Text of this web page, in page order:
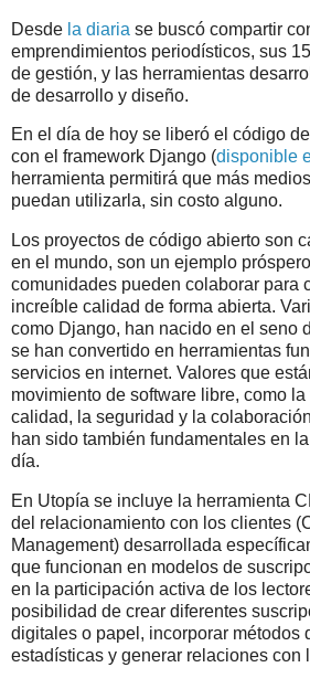
Desde la diaria se buscó compartir
emprendimientos periodísticos, sus
de gestión, y las herramientas
de desarrollo y diseño.
En el día de hoy se liberó el código
con el framework Django (disponible
herramienta permitirá que más
puedan utilizarla, sin costo alguno.
Los proyectos de código abierto son
en el mundo, son un ejemplo
comunidades pueden colaborar para
increíble calidad de forma abierta.
como Django, han nacido en el seno
se han convertido en herramientas
servicios en internet. Valores que
movimiento de software libre, como
calidad, la seguridad y la
han sido también fundamentales en
día.
En Utopía se incluye la herramienta
del relacionamiento con los clientes
Management) desarrollada
que funcionan en modelos de
en la participación activa de los
posibilidad de crear diferentes
digitales o papel, incorporar métodos
estadísticas y generar relaciones con